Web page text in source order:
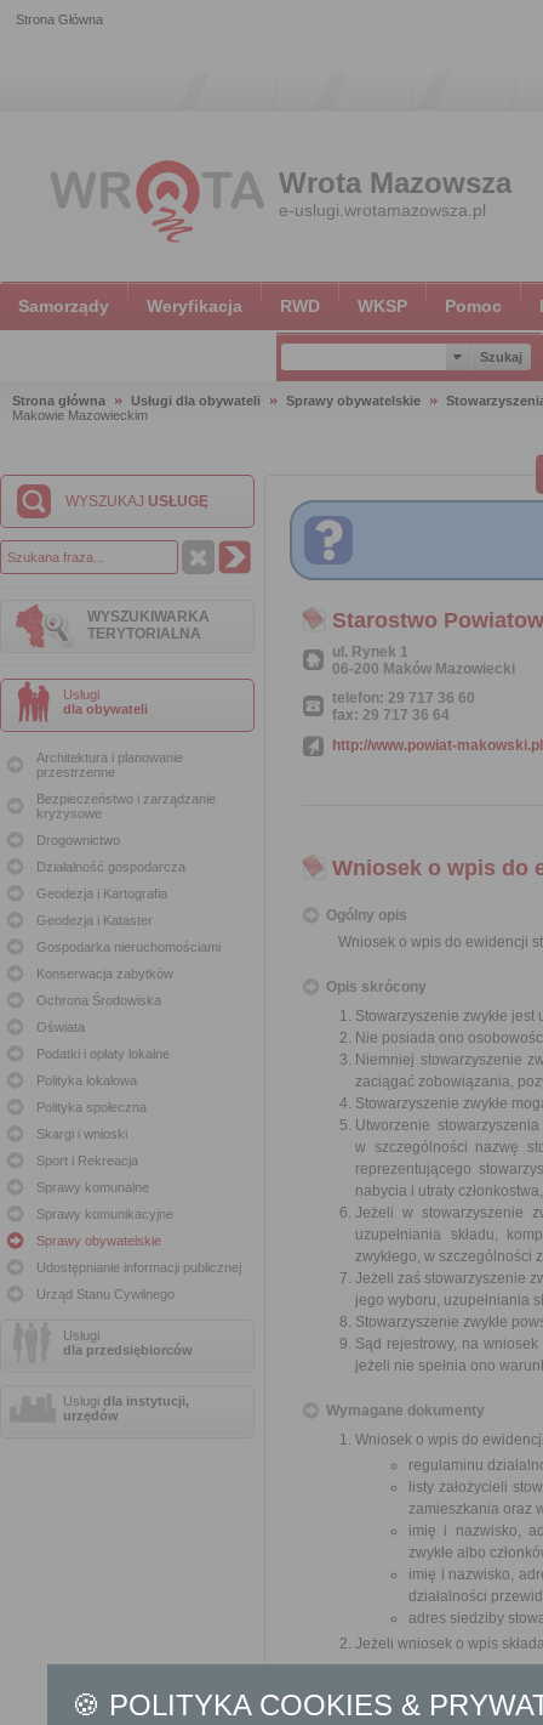
Strona Główna
Wrota Mazowsza
e-uslugi.wrotamazowsza.pl
Samorządy Weryfikacja RWD WKSP Pomoc
Strona główna Usługi dla obywateli Sprawy obywatelskie
Makowie Mazowieckim
WYSZUKAJ USŁUGĘ
WYSZUKIWARKA
TERYTORIALNA
Usługi
dla obywateli
Architektura i planowanie
przestrzenne
Bezpieczeństwo i zarządzanie
kryzysowe
Drogownictwo
Działalność gospodarcza
Geodezja i Kartografia
Geodezja i Kataster
Gospodarka nieruchomościami
Konserwacja zabytków
Ochrona Środowiska
Oświata
Podatki i opłaty lokalne
Polityka lokalowa
Polityka społeczna
Skargi i wnioski
Sport i Rekreacja
Sprawy komunalne
Sprawy komunikacyjne
Sprawy obywatelskie
Udostępnianie informacji publicznej
Urząd Stanu Cywilnego
Usługi
dla przedsiębiorców
Usługi dla instytucji,
urzędów
Starostwo
ul. Rynek 1
06-200 Maków Mazowiecki
telefon: 29 717 36 60
fax: 29 717 36 64
http://www.powiat-makowski.pl
Wniosek o wpis do
Ogólny opis
Wniosek o wpis do ewidencji
Opis skrócony
Stowarzyszenie zwykłe
Nie posiada ono
Niemniej stowarzyszenie
zaciągać zobowiązania,
Stowarzyszenie zwykłe
Utworzenie
w szczególności nazwę
reprezentującego
nabycia i utraty
Jeżeli w stowarzyszenie
uzupełniania składu,
zwykłego, w szczególności
Jeżeli zaś stowarzyszenie
jego wyboru, uzupełniania
Stowarzyszenie zwykłe
Sąd rejestrowy, na
jeżeli nie spełnia ono
Wymagane dokumenty
Wniosek o wpis do
regulaminu
listy założycieli
zamieszkania oraz
imię i nazwisko,
zwykłe albo
imię i nazwisko,
działalności
adres siedziby
Jeżeli wniosek o wpis
Obywatel
🍪 POLITYKA COOKIES &